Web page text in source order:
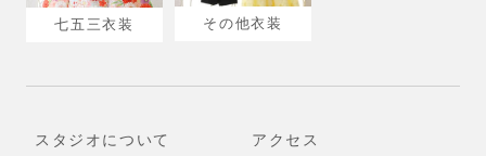
七五三衣装 その他衣装
スタジオについて アクセス